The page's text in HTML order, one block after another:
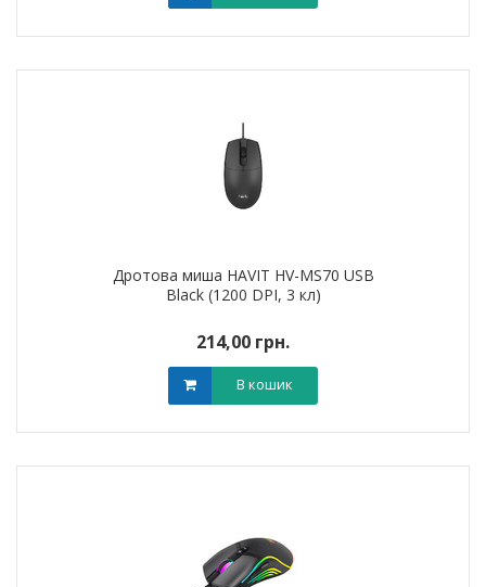
Дротова миша HAVIT HV-MS70 USB
Black (1200 DPI, 3 кл)
214,00 грн.
В кошик